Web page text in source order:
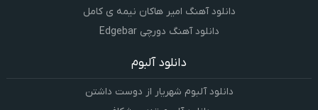
دانلود آهنگ امیر هاکان نیمه ی کامل
دانلود آهنگ دورچی Edgebar
دانلود آلبوم
دانلود آلبوم شهریار از دوست داشتن